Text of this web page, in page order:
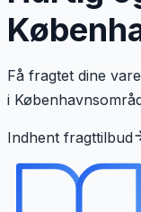
Få fragtet dine
i
Indhent fragttilbud